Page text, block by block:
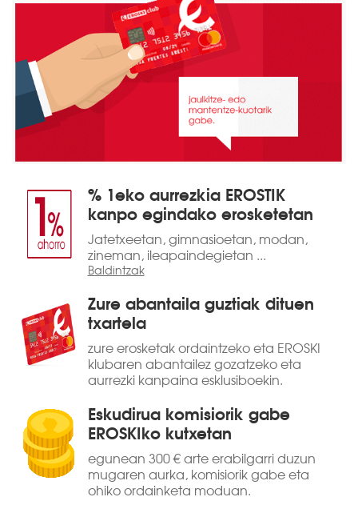
% 1eko aurrezkia EROSTIK
kanpo egindako erosketetan
Jatetxeetan, gimnasioetan, modan,
zineman, ileapaindegietan ...
Baldintzak
Zure abantaila guztiak dituen
txartela
zure erosketak ordaintzeko eta EROSKI
klubaren abantailez gozatzeko eta
aurrezki kanpaina esklusiboekin.
Eskudirua komisiorik gabe
EROSKIko kutxetan
egunean 300 € arte erabilgarri duzun
mugaren aurka, komisiorik gabe eta
ohiko ordainketa moduan.